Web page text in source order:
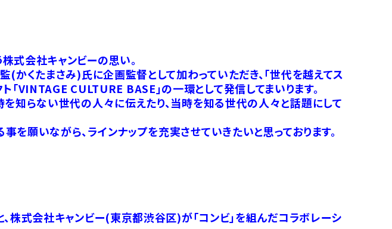
式会社キャンビーの思い。
くたまさみ)氏に企画監督として加わっていただき、「世代を越えてス
VINTAGE CULTURE BASE」の一環として発信してまいります。
知らない世代の人々に伝えたり、当時を知る世代の人々と話題にして
願いながら、ラインナップを充実させていきたいと思っております。
株式会社キャンビー(東京都渋谷区)が「コンビ」を組んだコラボレーシ